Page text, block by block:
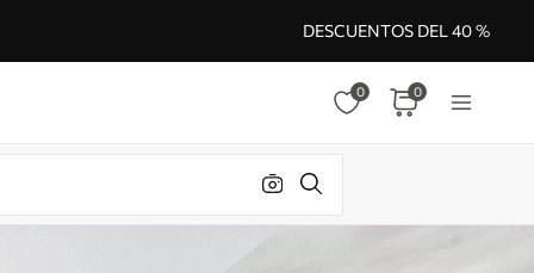
DESCUENTOS DEL 40 %
0 0